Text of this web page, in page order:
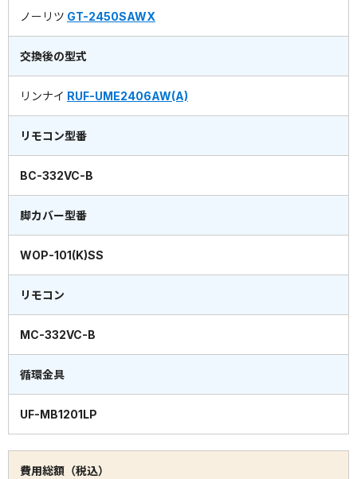
ノーリツ GT-2450SAWX
交換後の型式
リンナイ RUF-UME2406AW(A)
リモコン型番
BC-332VC-B
脚カバー型番
WOP-101(K)SS
リモコン
MC-332VC-B
循環金具
UF-MB1201LP
費用総額（税込）